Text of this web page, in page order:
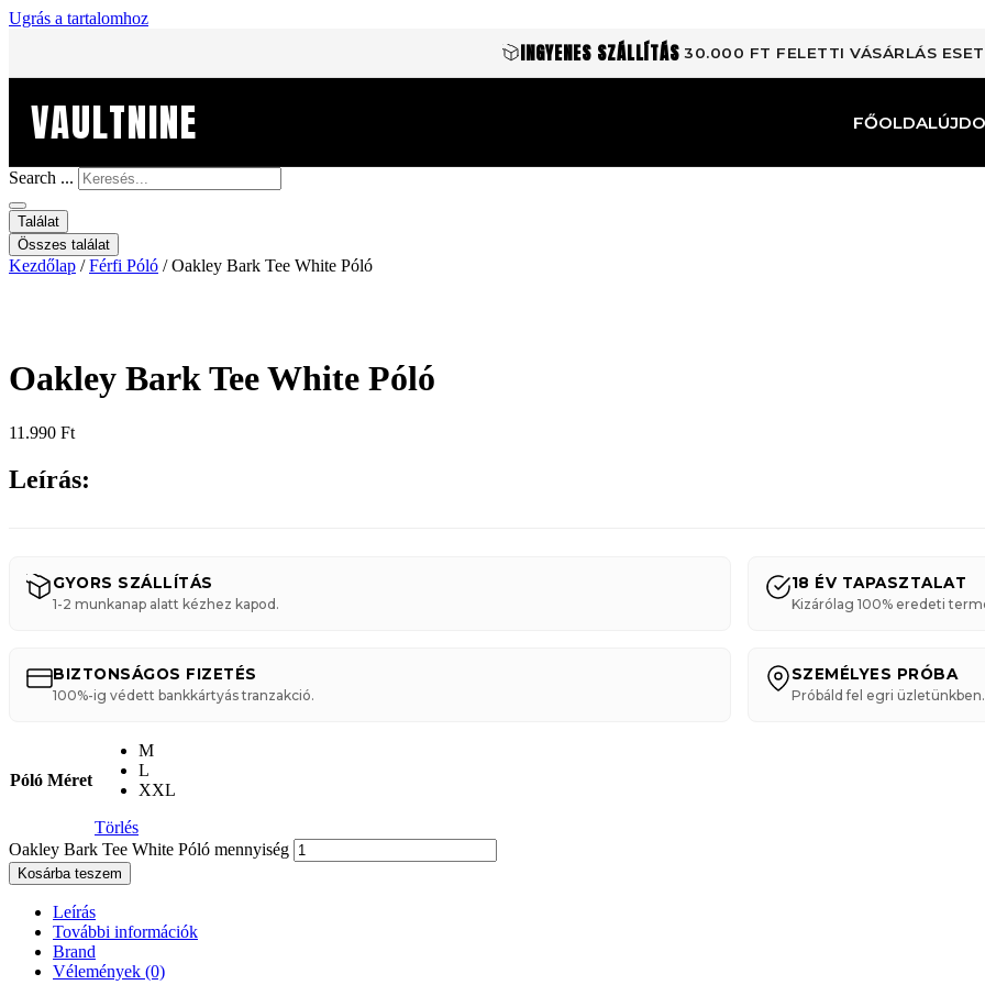
Ugrás a tartalomhoz
INGYENES SZÁLLÍTÁS 30.000 FT FELETTI VÁSÁRLÁS
VAULTNINE FŐOLDAL
Search ...
Találat
Összes találat
Kezdőlap /Férfi Póló / Oakley Bark Tee White Póló
Oakley Bark Tee White Póló
11.990 Ft
Leírás:
GYORS SZÁLLÍTÁS
1-2 munkanap alatt kézhez kapod.
18 ÉV TAPASZTALAT
Kizárólag 100% eredeti
BIZTONSÁGOS FIZETÉS
100%-ig védett bankkártyás tranzakció.
SZEMÉLYES PRÓBA
Próbáld fel egri üzletünkben.
Póló Méret
M
L
XXL
Törlés
Oakley Bark Tee White Póló mennyiség
Kosárba teszem
Leírás
További információk
Brand
Vélemények (0)